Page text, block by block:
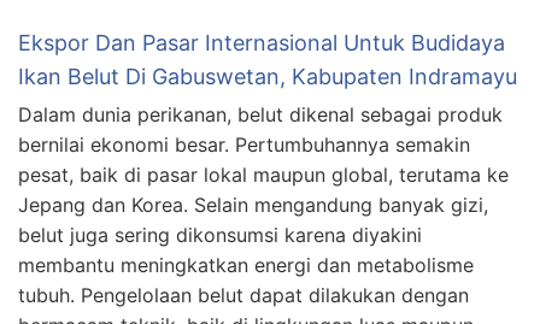
Ekspor Dan Pasar Internasional Untuk Budidaya
Ikan Belut Di Gabuswetan, Kabupaten Indramayu
Dalam dunia perikanan, belut dikenal sebagai produk
bernilai ekonomi besar. Pertumbuhannya semakin
pesat, baik di pasar lokal maupun global, terutama ke
Jepang dan Korea. Selain mengandung banyak gizi,
belut juga sering dikonsumsi karena diyakini
membantu meningkatkan energi dan metabolisme
tubuh. Pengelolaan belut dapat dilakukan dengan